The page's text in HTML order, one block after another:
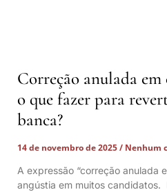
Correção anulada
o que fazer para
banca?
14 de novembro de 2025
Nenhum
A expressão “correção anulada
angústia em muitos candidatos.